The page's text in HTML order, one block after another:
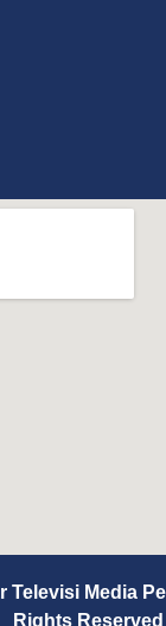
Televisi Media
Rights Reserved